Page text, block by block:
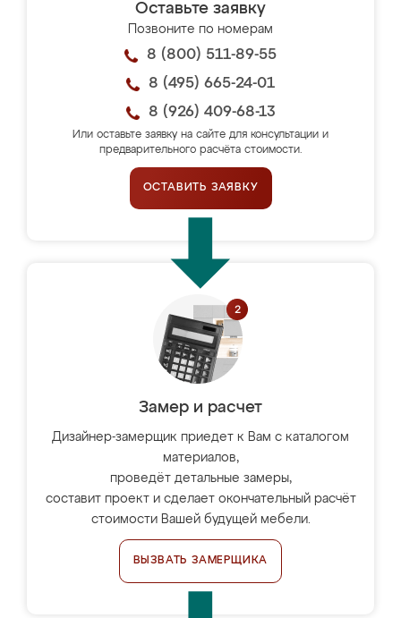
Оставьте заявку
Позвоните по номерам
8 (800) 511-89-55
8 (495) 665-24-01
8 (926) 409-68-13
Или оставьте заявку на сайте для консультации и
предварительного расчёта стоимости.
ОСТАВИТЬ ЗАЯВКУ
Замер и расчет
Дизайнер-замерщик приедет к Вам с каталогом
материалов,
проведёт детальные замеры,
составит проект и сделает окончательный расчёт
стоимости Вашей будущей мебели.
ВЫЗВАТЬ ЗАМЕРЩИКА